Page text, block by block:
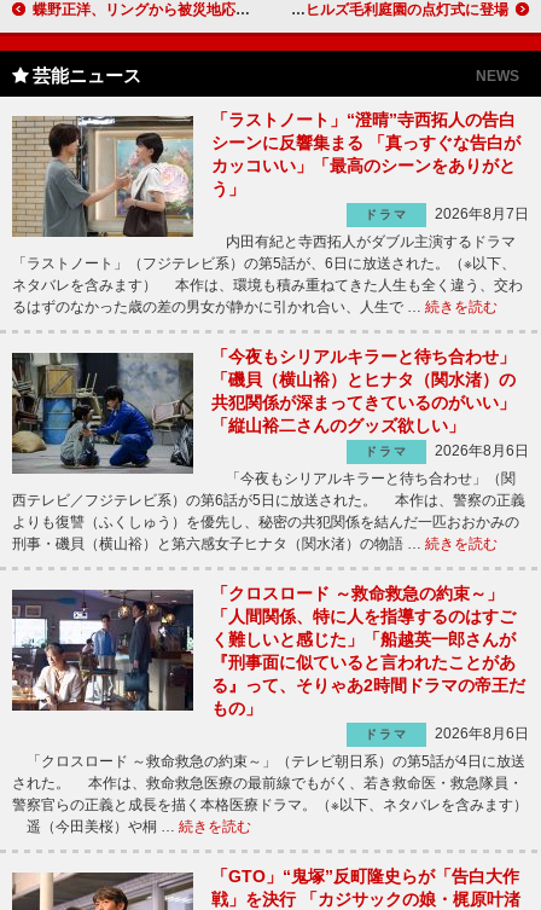
蝶野正洋、リングから被災地応援 黒田アーサー、１７歳年下妻と「幸せ」 篠原涼子、“クリスマスの思い出”を語る 六本木ヒルズ毛利庭園の点灯式に登場！
芸能ニュース NEWS
「ラストノート」“澄晴”寺西拓人の告白
シーンに反響集まる 「真っすぐな告白が
カッコいい」「最高のシーンをありがと
う」
ドラマ
2026年8月7日
内田有紀と寺西拓人がダブル主演するドラマ
「ラストノート」（フジテレビ系）の第5話が、6日に放送された。（※以下、
ネタバレを含みます） 本作は、環境も積み重ねてきた人生も全く違う、交わ
るはずのなかった歳の差の男女が静かに引かれ合い、人生で … 続きを読む
「今夜もシリアルキラーと待ち合わせ」
「磯貝（横山裕）とヒナタ（関水渚）の
共犯関係が深まってきているのがいい」
「縦山裕二さんのグッズ欲しい」
ドラマ
2026年8月6日
「今夜もシリアルキラーと待ち合わせ」（関
西テレビ／フジテレビ系）の第6話が5日に放送された。 本作は、警察の正義
よりも復讐（ふくしゅう）を優先し、秘密の共犯関係を結んだ一匹おおかみの
刑事・磯貝（横山裕）と第六感女子ヒナタ（関水渚）の物語 … 続きを読む
「クロスロード ～救命救急の約束～」
「人間関係、特に人を指導するのはすご
く難しいと感じた」「船越英一郎さんが
『刑事面に似ていると言われたことがあ
る』って、そりゃあ2時間ドラマの帝王だ
もの」
ドラマ
2026年8月6日
「クロスロード ～救命救急の約束～」（テレビ朝日系）の第5話が4日に放送
された。 本作は、救命救急医療の最前線でもがく、若き救命医・救急隊員・
警察官らの正義と成長を描く本格医療ドラマ。（※以下、ネタバレを含みます）
遥（今田美桜）や桐 … 続きを読む
「GTO」“鬼塚”反町隆史らが「告白大作
戦」を決行 「カジサックの娘・梶原叶渚